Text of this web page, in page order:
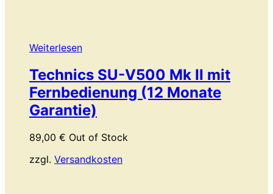
Weiterlesen
Technics SU-V500 Mk II mit
Fernbedienung (12 Monate
Garantie)
89,00 € Out of Stock
zzgl. Versandkosten